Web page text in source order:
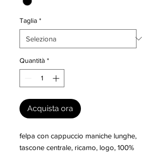
Taglia *
Quantità *
Acquista ora
felpa con cappuccio maniche lunghe,
tascone centrale, ricamo, logo, 100%